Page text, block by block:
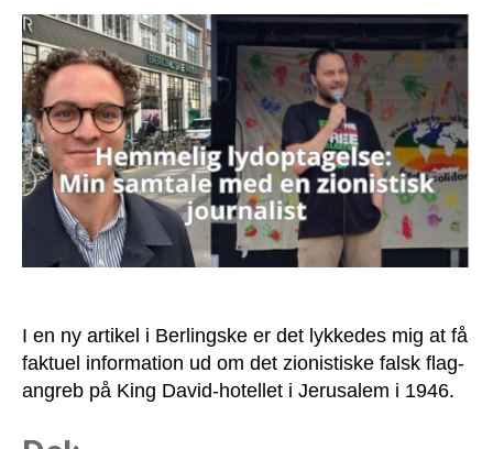
zionistisk
falsk
flag,
mens
de
prøver
at
svine
til
I en ny artikel i Berlingske er det lykkedes mig at få
faktuel information ud om det zionistiske falsk flag-
angreb på King David-hotellet i Jerusalem i 1946.